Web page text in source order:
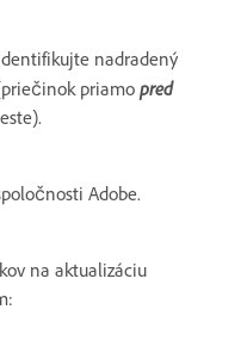
nadradený
priamo pred
Adobe.
na aktualizáciu